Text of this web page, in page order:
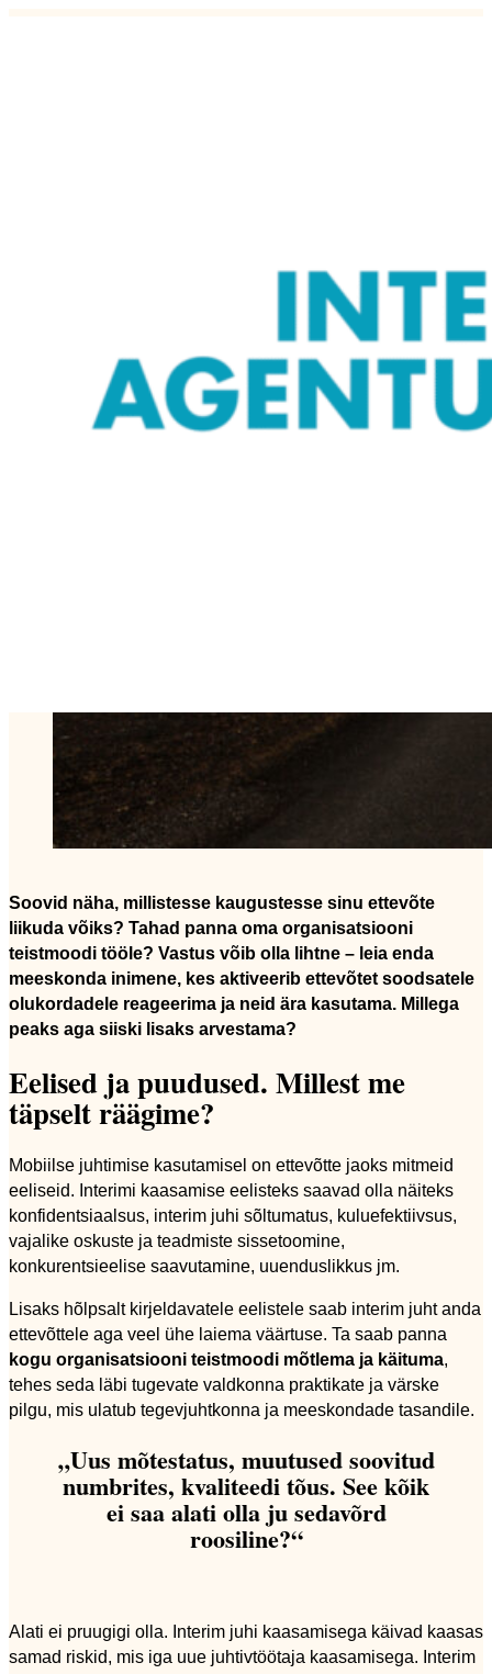
Soovid näha, millistesse kaugustesse sinu ettevõte
liikuda võiks? Tahad panna oma organisatsiooni
teistmoodi tööle? Vastus võib olla lihtne – leia enda
meeskonda inimene, kes aktiveerib ettevõtet soodsatele
olukordadele reageerima ja neid ära kasutama. Millega
peaks aga siiski lisaks arvestama?
Eelised ja puudused. Millest me
täpselt räägime?
Mobiilse juhtimise kasutamisel on ettevõtte jaoks mitmeid
eeliseid. Interimi kaasamise eelisteks saavad olla näiteks
konfidentsiaalsus, interim juhi sõltumatus, kuluefektiivsus,
vajalike oskuste ja teadmiste sissetoomine,
konkurentsieelise saavutamine, uuenduslikkus jm.
Lisaks hõlpsalt kirjeldavatele eelistele saab interim juht anda
ettevõttele aga veel ühe laiema väärtuse. Ta saab panna
kogu organisatsiooni teistmoodi mõtlema ja käituma,
tehes seda läbi tugevate valdkonna praktikate ja värske
pilgu, mis ulatub tegevjuhtkonna ja meeskondade tasandile.
„Uus mõtestatus, muutused soovitud
numbrites, kvaliteedi tõus. See kõik
ei saa alati olla ju sedavõrd
roosiline?“
Alati ei pruugigi olla. Interim juhi kaasamisega käivad kaasas
samad riskid, mis iga uue juhtivtöötaja kaasamisega. Interim